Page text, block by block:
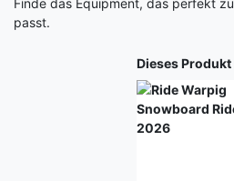
Finde das Equipment, das perfekt
passt.
Dieses Produkt